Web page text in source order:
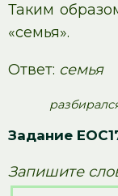
Таким
«семья».
Ответ: семья
Задание
Запишите